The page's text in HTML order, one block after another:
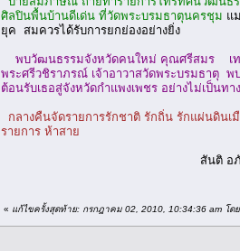
ศิลปินพื้นบ้านดีเด่น ที่วัดพระบรมธาตุนครชุม แ
ยุค สมควรได้รับการยกย่องอย่างยิ่ง
พบวัฒนธรรมจังหวัดคนใหม่ คุณศรีสมร เทพ
พระศรีวชิราภรณ์ เจ้าอาวาสวัดพระบรมธาตุ พ
ต้อนรับเธอสู่จังหวัดกำแพงเพชร อย่างไม่เป็นทา
กลางคืนจัดรายการรักชาติ รักถิ่น รักแผ่นดิน
รายการ ห้าสาย
สันติ อภัยร
« แก้ไขครั้งสุดท้าย: กรกฎาคม 02, 2010, 10:34:36 am โด